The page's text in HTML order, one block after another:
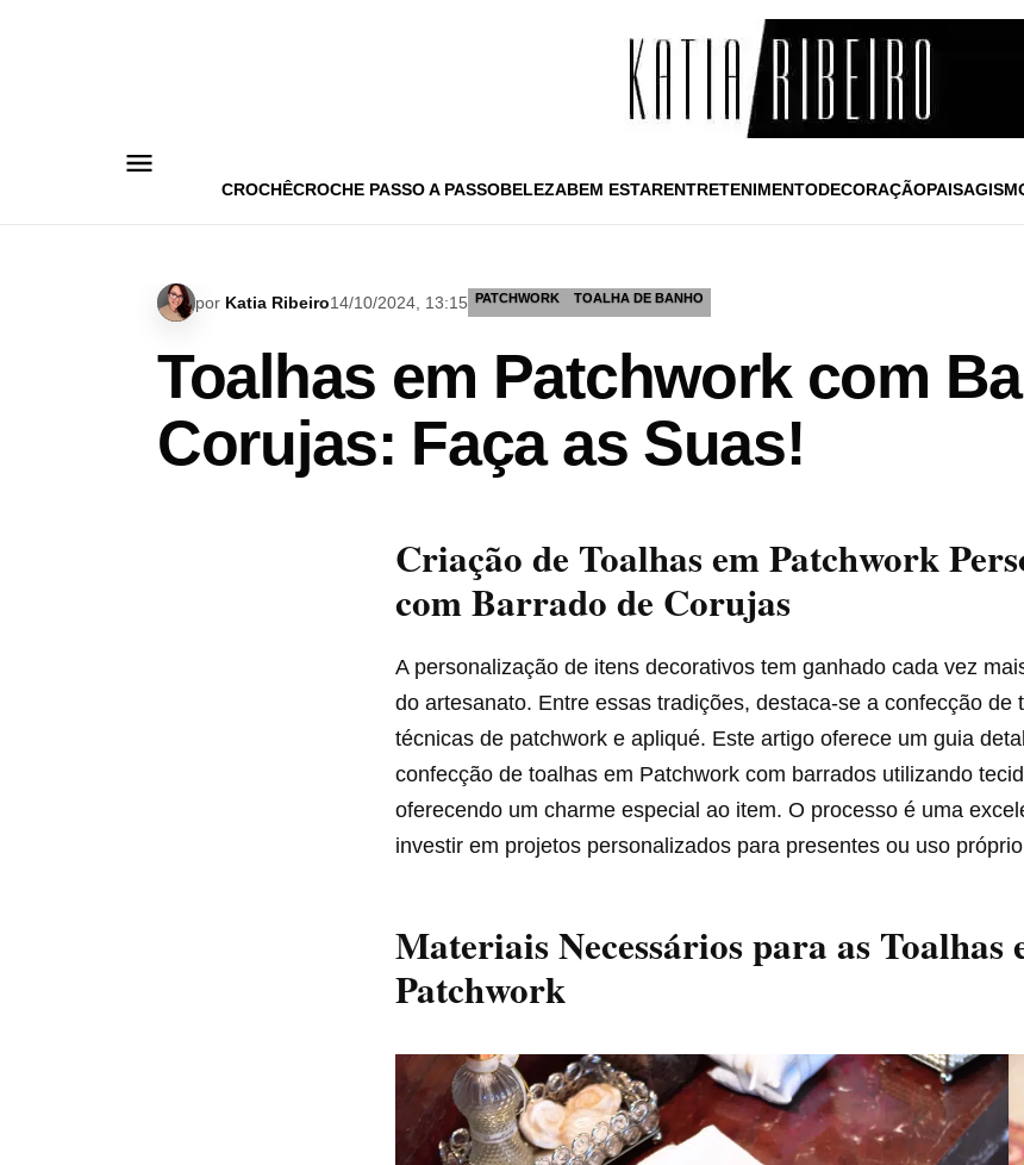
CROCHÊCROCHE PASSO A PASSOBELEZABEM ESTARENTRETENIMENTODECORAÇÃO
por Katia Ribeiro14/10/2024, 13:15 PATCHWORK TOALHA DE BANHO
Toalhas em Patchwork com
Corujas: Faça as Suas!
Criação de Toalhas em Patchwork
com Barrado de Corujas
A personalização de itens decorativos tem ganhado cada vez
do artesanato. Entre essas tradições, destaca-se a confecção de
técnicas de patchwork e apliqué. Este artigo oferece um guia
confecção de toalhas em Patchwork com barrados utilizando
oferecendo um charme especial ao item. O processo é uma
investir em projetos personalizados para presentes ou uso
Materiais Necessários para as Toalhas
Patchwork